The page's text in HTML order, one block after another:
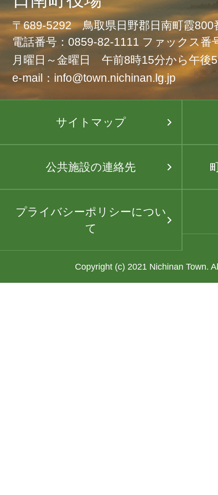
〒689-5292 鳥取県日野郡日南町霞800
電話番号：0859-82-1111 ファックス番
月曜日～金曜日 午前8時15分から午後
e-mail：info@town.nichinan.lg.jp
サイトマップ
公共施設の連絡先
プライバシーポリシーについ
て
Copyright (c) 2021 Nichinan Town.